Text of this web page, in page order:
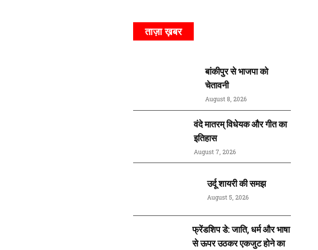
ताज़ा ख़बर
बांकीपुर से भाजपा को
चेतावनी
August 8, 2026
वंदे मातरम् विधेयक और गीत का
इतिहास
August 7, 2026
उर्दू शायरी की समझ
August 5, 2026
फ्रेंडशिप डे: जाति, धर्म और भाषा
से ऊपर उठकर एकजुट होने का